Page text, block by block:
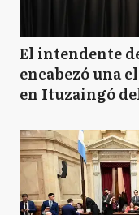
El intendente
encabezó una
en Ituzaingó